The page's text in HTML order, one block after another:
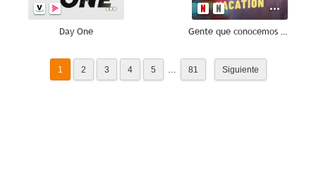
Day One Gente que conocemos en vacaciones
1 2 3 4 5 ... 81 Siguiente